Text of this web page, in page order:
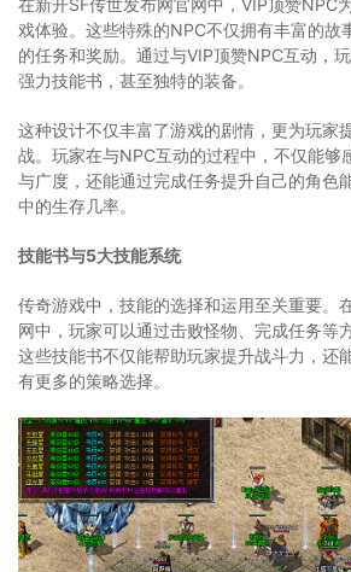
在新开SF传世发布网官网中，VIP顶赞NPC
戏体验。这些特殊的NPC不仅拥有丰富的故
的任务和奖励。通过与VIP顶赞NPC互动，
强力技能书，甚至独特的装备。
这种设计不仅丰富了游戏的剧情，更为玩家
战。玩家在与NPC互动的过程中，不仅能够
与广度，还能通过完成任务提升自己的角色
中的生存几率。
技能书与5大技能系统
传奇游戏中，技能的选择和运用至关重要。
网中，玩家可以通过击败怪物、完成任务等
这些技能书不仅能帮助玩家提升战斗力，还
有更多的策略选择。